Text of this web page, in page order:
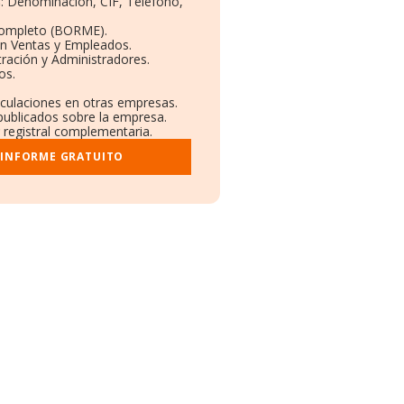
(BORME).
Ventas y Empleados.
y Administradores.
en otras empresas.
sobre la empresa.
complementaria.
GRATUITO